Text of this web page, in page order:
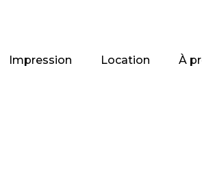
Impression Location À